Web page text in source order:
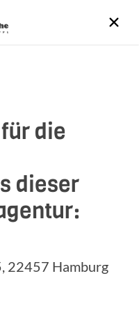
die
dieser
22457 Hamburg